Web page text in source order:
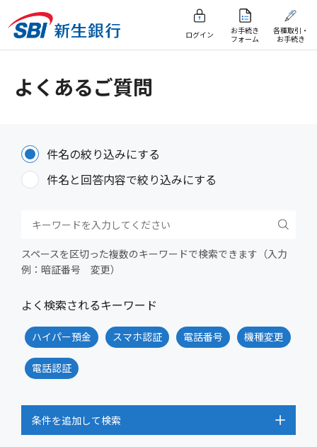
ログイン
お手続き
フォーム
各種取引・
お手続き
よくあるご質問
件名の絞り込みにする
件名と回答内容で絞り込みにする
スペースを区切った複数のキーワードで検索できます（入力
例：暗証番号 変更）
よく検索されるキーワード
ハイパー預金 スマホ認証 電話番号 機種変更
電話認証
条件を追加して検索